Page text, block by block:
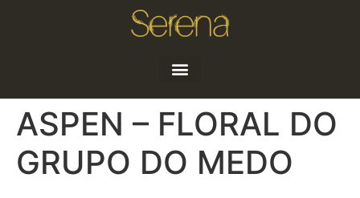
ASPEN – FLORAL DO
GRUPO DO MEDO